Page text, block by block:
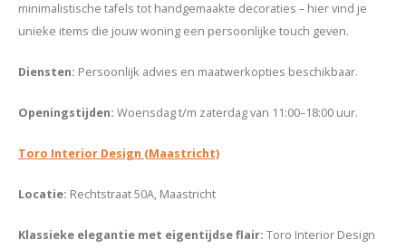
minimalistische tafels tot handgemaakte decoraties – hier vind je
unieke items die jouw woning een persoonlijke touch geven.
Diensten: Persoonlijk advies en maatwerkopties beschikbaar.
Openingstijden: Woensdag t/m zaterdag van 11:00–18:00 uur.
Toro Interior Design (Maastricht)
Locatie: Rechtstraat 50A, Maastricht
Klassieke elegantie met eigentijdse flair: Toro Interior Design